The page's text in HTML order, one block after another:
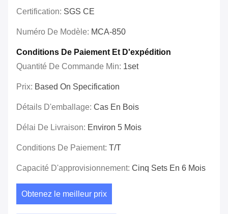
Certification: SGS CE
Numéro De Modèle: MCA-850
Conditions De Paiement Et D'expédition
Quantité De Commande Min: 1set
Prix: Based On Specification
Détails D'emballage: Cas En Bois
Délai De Livraison: Environ 5 Mois
Conditions De Paiement: T/T
Capacité D'approvisionnement: Cinq Sets En 6 Mois
Obtenez le meilleur prix